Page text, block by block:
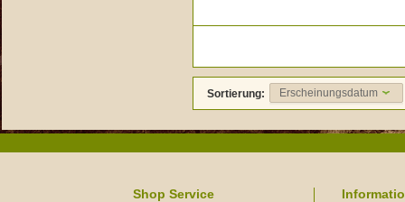
Sortierung: Erscheinungsdatum
Shop Service